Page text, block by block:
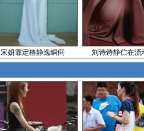
宋妍霏定格静逸瞬间 刘诗诗静伫在流